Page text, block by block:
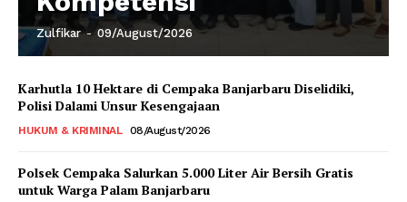
Zulfikar - 09/August/2026
Karhutla 10 Hektare di Cempaka Banjarbaru Diselidiki,
Polisi Dalami Unsur Kesengajaan
HUKUM & KRIMINAL 08/August/2026
Polsek Cempaka Salurkan 5.000 Liter Air Bersih Gratis
untuk Warga Palam Banjarbaru